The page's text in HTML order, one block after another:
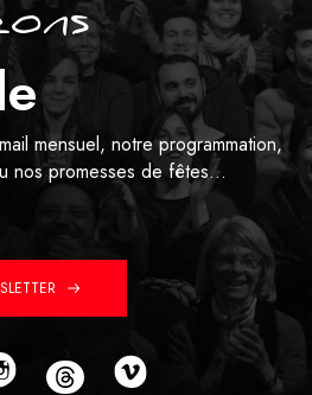
mensuel, notre programmation,
nos promesses de fêtes…